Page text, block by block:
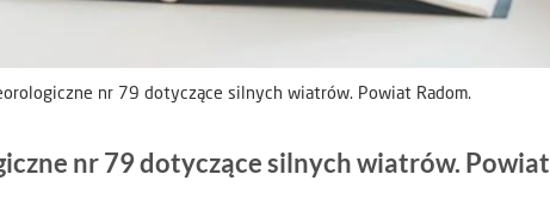
nr 79 dotyczące silnych wiatrów. Powiat Radom.
nr 79 dotyczące silnych wiatrów. Powiat